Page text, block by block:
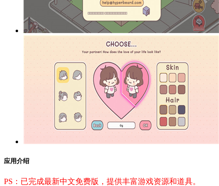
应用介绍
PS：已完成最新中文免费版，提供丰富游戏资源和道具。